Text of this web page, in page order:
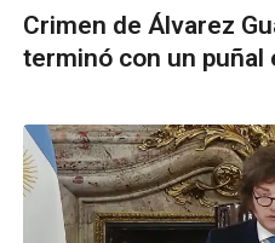
Crimen de Álvarez
terminó con un puñal